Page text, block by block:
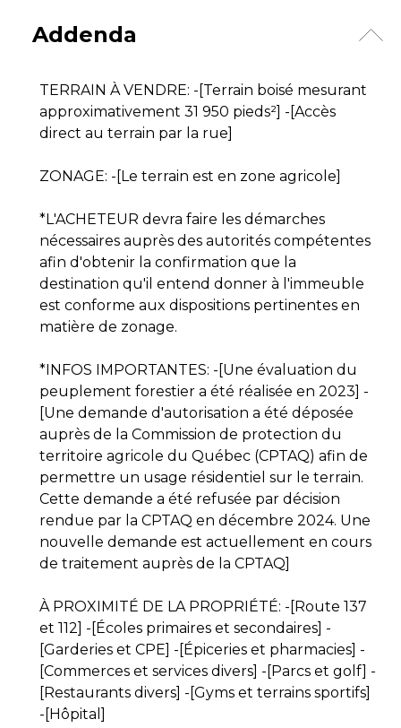
Addenda
TERRAIN À VENDRE: -[Terrain boisé mesurant
approximativement 31 950 pieds²] -[Accès
direct au terrain par la rue]
ZONAGE: -[Le terrain est en zone agricole]
*L'ACHETEUR devra faire les démarches
nécessaires auprès des autorités compétentes
afin d'obtenir la confirmation que la
destination qu'il entend donner à l'immeuble
est conforme aux dispositions pertinentes en
matière de zonage.
*INFOS IMPORTANTES: -[Une évaluation du
peuplement forestier a été réalisée en 2023] -
[Une demande d'autorisation a été déposée
auprès de la Commission de protection du
territoire agricole du Québec (CPTAQ) afin de
permettre un usage résidentiel sur le terrain.
Cette demande a été refusée par décision
rendue par la CPTAQ en décembre 2024. Une
nouvelle demande est actuellement en cours
de traitement auprès de la CPTAQ]
À PROXIMITÉ DE LA PROPRIÉTÉ: -[Route 137
et 112] -[Écoles primaires et secondaires] -
[Garderies et CPE] -[Épiceries et pharmacies] -
[Commerces et services divers] -[Parcs et golf] -
[Restaurants divers] -[Gyms et terrains sportifs]
-[Hôpital]